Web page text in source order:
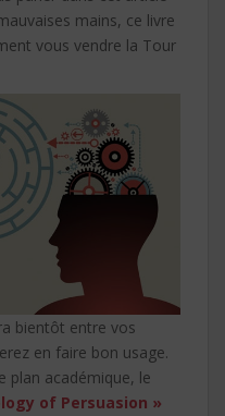
mains, ce livre
vous vendre la Tour
bientôt entre vos
en faire bon usage.
plan académique, le
of Persuasion »